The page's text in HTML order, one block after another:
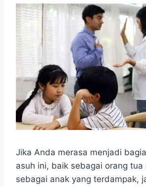
Jika Anda merasa menjadi
asuh ini, baik sebagai orang tua
sebagai anak yang terdampak,